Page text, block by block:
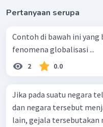
Pertanyaan serupa
Contoh di bawah ini
fenomena globalisasi ...
2 0.0
Jika pada suatu negara
dan negara tersebut
lain, gejala tersebutakan